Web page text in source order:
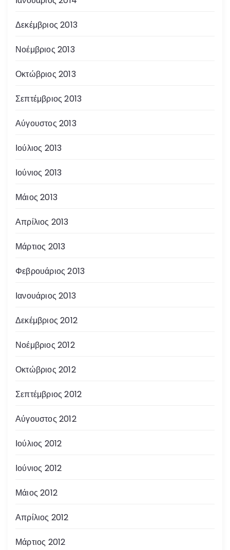
Δεκέμβριος 2013
Νοέμβριος 2013
Οκτώβριος 2013
Σεπτέμβριος 2013
Αύγουστος 2013
Ιούλιος 2013
Ιούνιος 2013
Μάιος 2013
Απρίλιος 2013
Μάρτιος 2013
Φεβρουάριος 2013
Ιανουάριος 2013
Δεκέμβριος 2012
Νοέμβριος 2012
Οκτώβριος 2012
Σεπτέμβριος 2012
Αύγουστος 2012
Ιούλιος 2012
Ιούνιος 2012
Μάιος 2012
Απρίλιος 2012
Μάρτιος 2012